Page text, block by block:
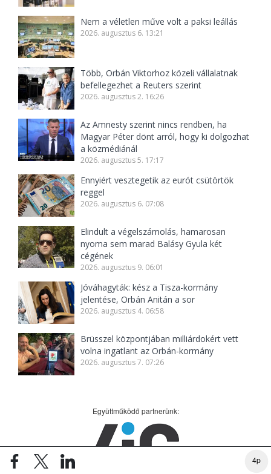
4p
Nem a véletlen műve volt a paksi leállás
2026. augusztus 6. 13:21
Több, Orbán Viktorhoz közeli vállalatnak
befellegezhet a Reuters szerint
2026. augusztus 2. 16:26
Az Amnesty szerint nincs rendben, ha
Magyar Péter dönt arról, hogy ki dolgozhat
a közmédiánál
2026. augusztus 5. 17:17
Ennyiért vesztegetik az eurót csütörtök
reggel
2026. augusztus 6. 07:08
Elindult a végelszámolás, hamarosan
nyoma sem marad Balásy Gyula két
cégének
2026. augusztus 9. 06:01
Jóváhagyták: kész a Tisza-kormány
jelentése, Orbán Anitán a sor
2026. augusztus 4. 06:58
Brüsszel központjában milliárdokért vett
volna ingatlant az Orbán-kormány
2026. augusztus 7. 07:26
Együttműködő partnerünk: